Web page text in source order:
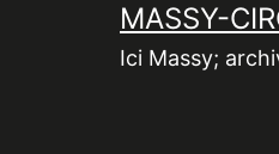
MASSY-
Ici Massy;